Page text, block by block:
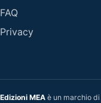
FAQ
Privacy
Edizioni MEA è un marchio di